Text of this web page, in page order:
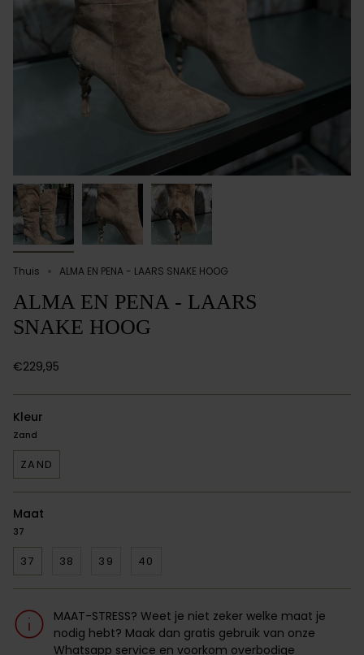
Thuis ALMA EN PENA - LAARS SNAKE HOOG
ALMA EN PENA - LAARS
SNAKE HOOG
€229,95
Kleur
Zand
ZAND
Maat
37
37 38 39 40
MAAT-STRESS? Weet je niet zeker welke maat je
nodig hebt? Maak dan gratis gebruik van onze
Whatsapp service en voorkom overbodige